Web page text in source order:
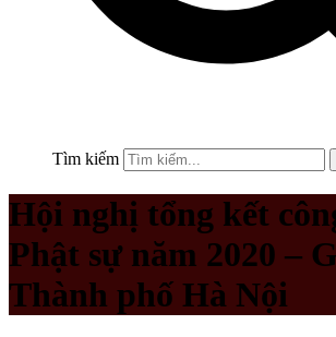
Tìm kiếm
Hội nghị tổng kết
Phật sự năm 2020 –
Thành phố Hà Nội